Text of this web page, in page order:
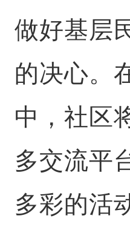
做好基层
的决心。
中，社区
多交流平
多彩的活